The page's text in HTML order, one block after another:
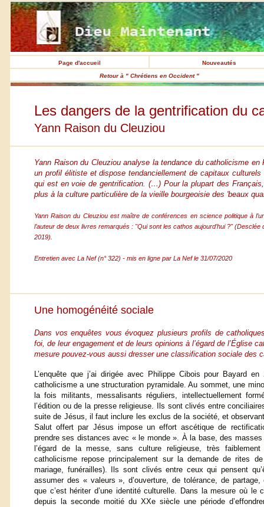
Page d'accueil
Nouveautés
Retour à " Chrétiens en Occident "
Les dangers de la gentrification du
Yann Raison du Cleuziou
Yann Raison du Cleuziou analyse la tendance du catholicisme
un profil élitiste et dispose tendanciellement de capitaux
qui est en voie de gentrification. (…) Pour la plupart des
plus à la culture particulière de la vieille bourgeoisie des 'beaux
Yann Raison du Cleuziou est maître de conférences en science politique à
l’auteur de deux livres remarqués : "Qui sont les cathos aujourd’hui ?"
2019).
Entretien avec La Nef (n° 322) - mis en ligne par La Nef le 31/07/2020
Une homogénéité sociale
Dans vos enquêtes vous évoquez plusieurs profils de
foi, de leur engagement et de leurs opinions à l’égard de l’Église
mesure pouvez-vous aussi dresser une classification sociale des
L’enquête que j’ai dirigée avec Philippe Cibois pour Bayard
catholicisme a une structuration pyramidale. Au sommet, une
la fois militants, messalisants réguliers, intellectuellement
l’édition ou de la presse religieuse. Ils sont clivés entre
suite de Jésus, il faut inclure les exclus de la société, et
Salut offert par Jésus impose un effort ascétique de
prendre ses distances avec « le monde ». À la base, des
l’égard de la messe, sans culture religieuse, très
catholicisme repose principalement sur la demande de rites
mariage, funérailles). Ils sont clivés entre ceux qui pensent
assumer des « valeurs », d’ouverture, de tolérance, de
que c’est hériter d’une identité culturelle. Dans la mesure où le
depuis la seconde moitié du XXe siècle une période